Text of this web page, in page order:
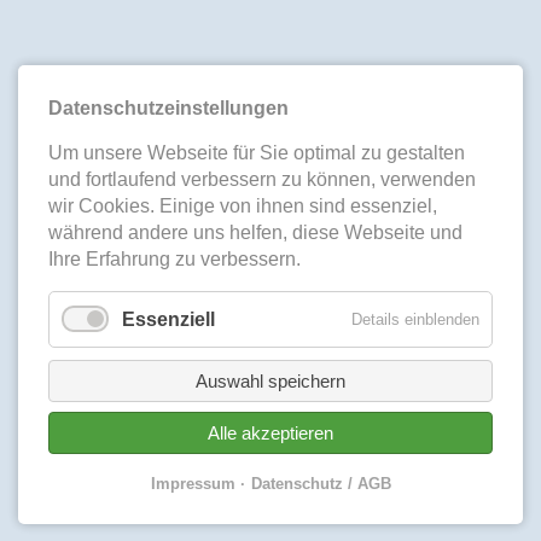
Datenschutzeinstellungen
Um unsere Webseite für Sie optimal zu gestalten
und fortlaufend verbessern zu können, verwenden
wir Cookies. Einige von ihnen sind essenziel,
während andere uns helfen, diese Webseite und
Ihre Erfahrung zu verbessern.
Essenziell Details einblenden
Auswahl speichern
Alle akzeptieren
Impressum Datenschutz / AGB